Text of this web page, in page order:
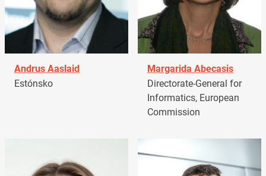
Andrus Aaslaid
Estónsko
Margarida Abecasis
Directorate-General for
Informatics, European
Commission